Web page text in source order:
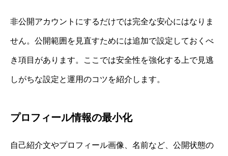
非公開アカウントにするだけでは完全な安心にはなりま
せん。公開範囲を見直すためには追加で設定しておくべ
き項目があります。ここでは安全性を強化する上で見逃
しがちな設定と運用のコツを紹介します。
プロフィール情報の最小化
自己紹介文やプロフィール画像、名前など、公開状態の